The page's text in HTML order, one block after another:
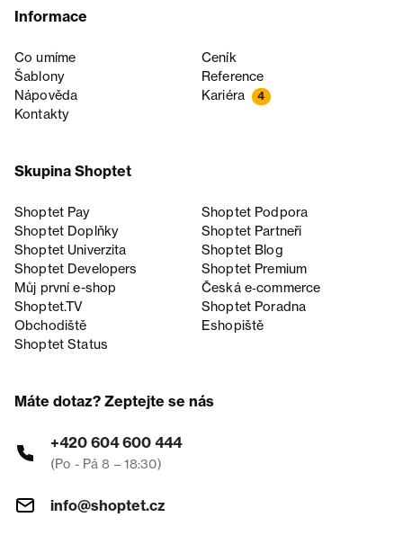
Informace
Co umíme
Ceník
Šablony
Reference
Nápověda
Kariéra 4
Kontakty
Skupina Shoptet
Shoptet Pay
Shoptet Podpora
Shoptet Doplňky
Shoptet Partneři
Shoptet Univerzita
Shoptet Blog
Shoptet Developers
Shoptet Premium
Můj první e-shop
Česká e‑commerce
Shoptet.TV
Shoptet Poradna
Obchodiště
Eshopiště
Shoptet Status
Máte dotaz? Zeptejte se nás
+420 604 600 444
(Po - Pá 8 – 18:30)
info@shoptet.cz